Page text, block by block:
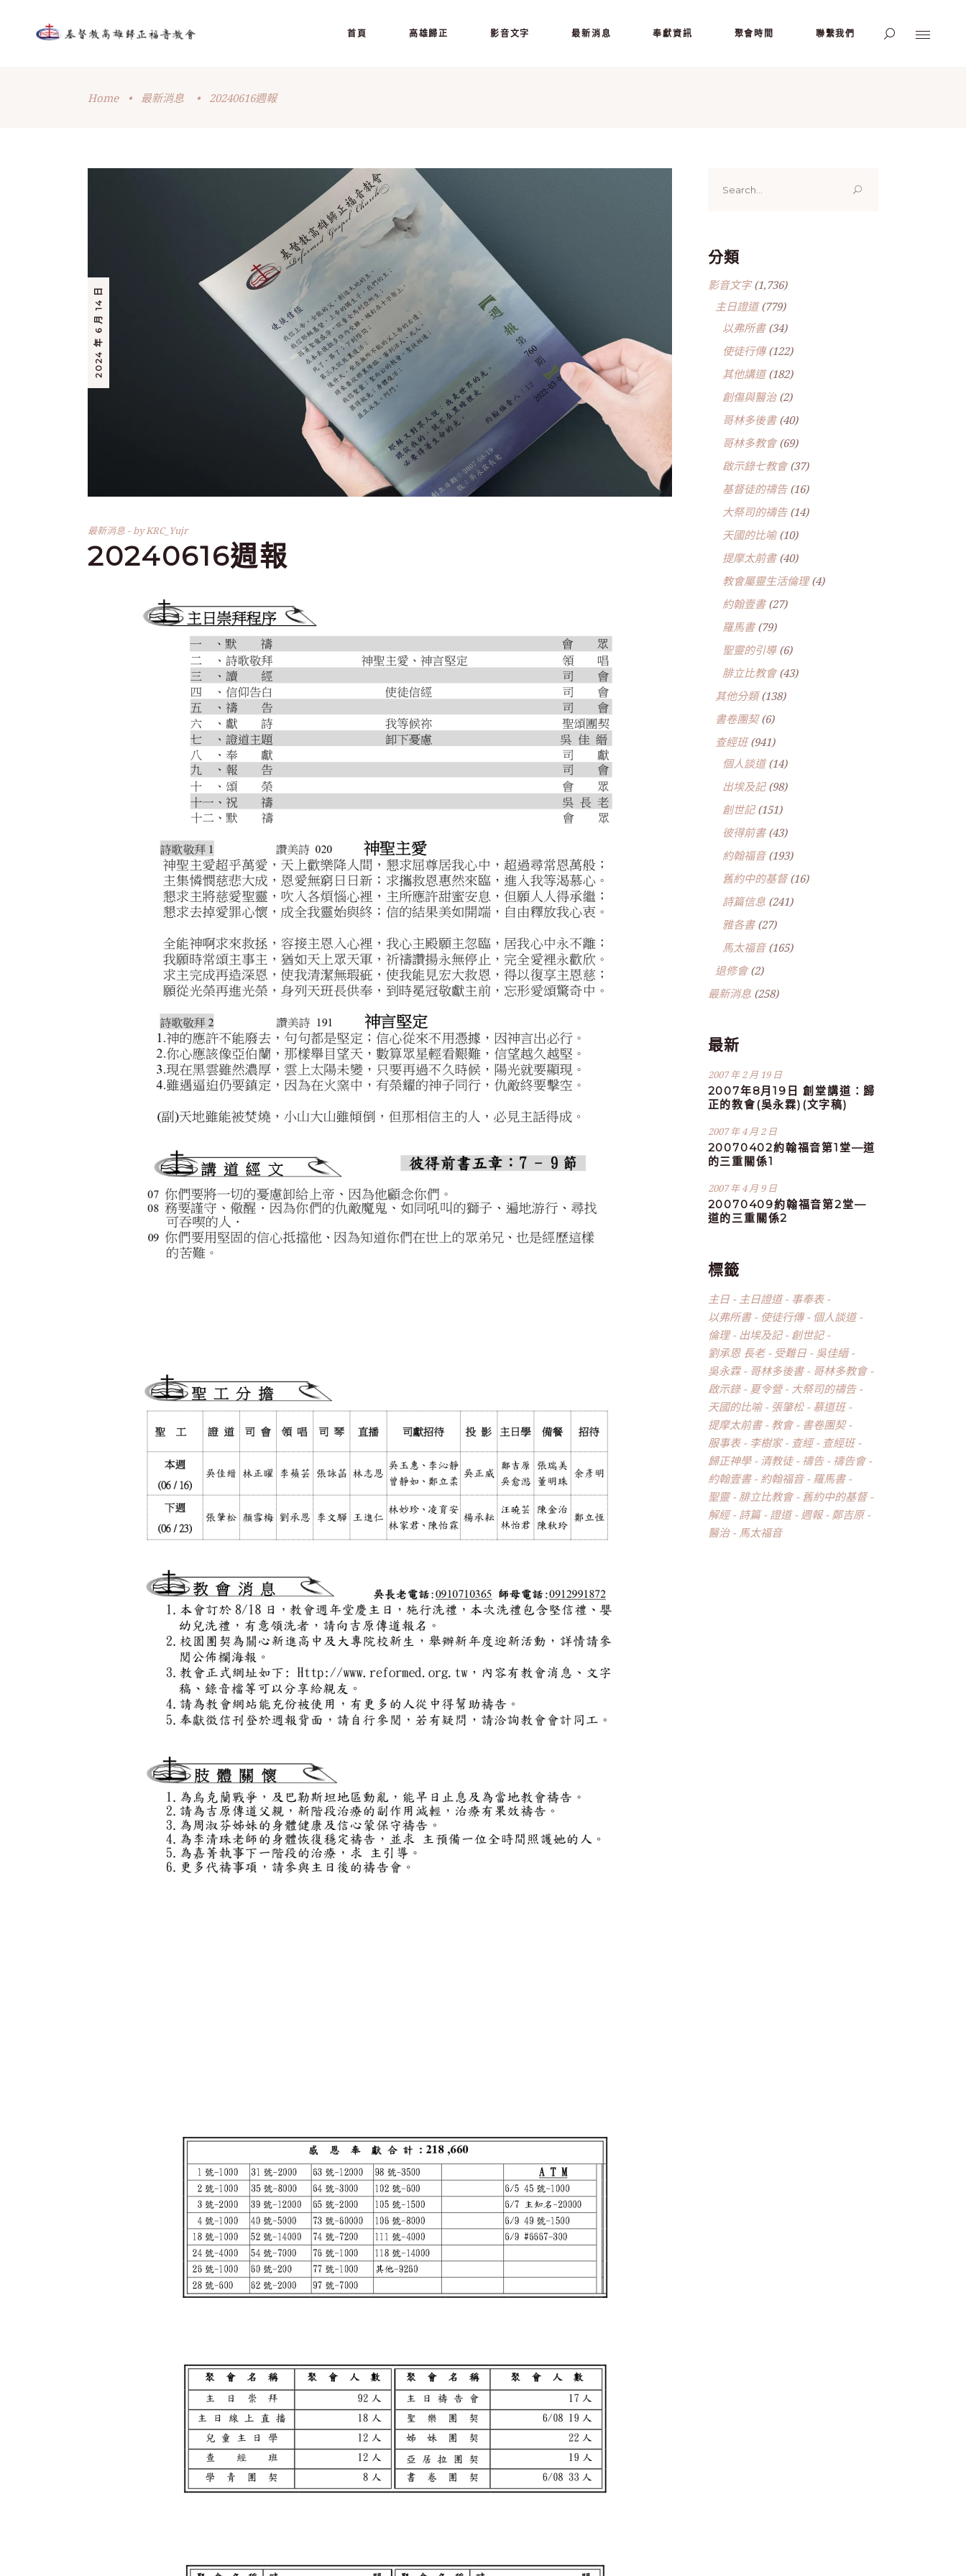
首頁 高雄歸正 影音文字 最新消息 奉獻資訊 聚會時間 聯繫我們
Home • 最新消息 • 20240616週報
2024 年 6 月 14 日
最新消息 byKRC_Yujr
20240616週報
for:
分類
影音文字(1,736)
主日證道(779)
以弗所書(34)
使徒行傳(122)
其他講道(182)
創傷與醫治(2)
哥林多後書(40)
哥林多教會(69)
啟示錄七教會(37)
基督徒的禱告(16)
大祭司的禱告(14)
天國的比喻(10)
提摩太前書(40)
教會屬靈生活倫理(4)
約翰壹書(27)
羅馬書(79)
聖靈的引導(6)
腓立比教會(43)
其他分類(138)
書卷團契(6)
查經班(941)
個人談道(14)
出埃及記(98)
創世記(151)
彼得前書(43)
約翰福音(193)
舊約中的基督(16)
詩篇信息(241)
雅各書(27)
馬太福音(165)
退修會(2)
最新消息(258)
最新
2007 年 2 月 19 日
2007年8月19日 創堂講道：歸
正的教會(吳永霖)(文字稿)
2007 年 4 月 2 日
20070402約翰福音第1堂—道
的三重關係1
2007 年 4 月 9 日
20070409約翰福音第2堂—
道的三重關係2
標籤
主日 主日證道
事奉表
以弗所書
使徒行傳
個人談道
倫理
出埃及記
創世記
劉承恩 長老
受難日
吳佳縉
吳永霖
哥林多後書
哥林多教會
啟示錄
夏令營
大祭司的禱告
天國的比喻
張肇松
慕道班
提摩太前書
教會
書卷團契
服事表
李樹家 查經
查經班
歸正神學
清教徒 禱告
禱告會
約翰壹書
約翰福音
羅馬書
聖靈
腓立比教會
舊約中的基督
解經
詩篇 證道 週報
鄭吉原
醫治
馬太福音